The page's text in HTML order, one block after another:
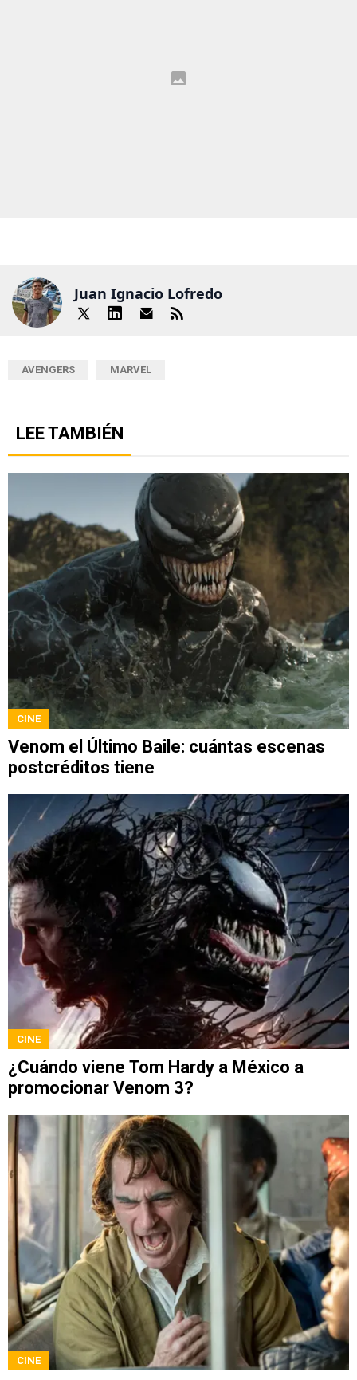
Juan Ignacio Lofredo
AVENGERS MARVEL
LEE TAMBIÉN
CINE
Venom el Último Baile: cuántas escenas
postcréditos tiene
CINE
¿Cuándo viene Tom Hardy a México a
promocionar Venom 3?
CINE